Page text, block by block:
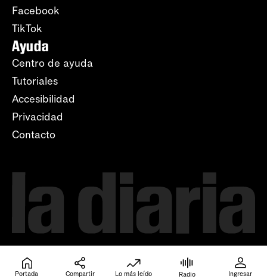
Facebook
TikTok
Ayuda
Centro de ayuda
Tutoriales
Accesibilidad
Privacidad
Contacto
Portada Compartir Lo más leído Radio Ingresar